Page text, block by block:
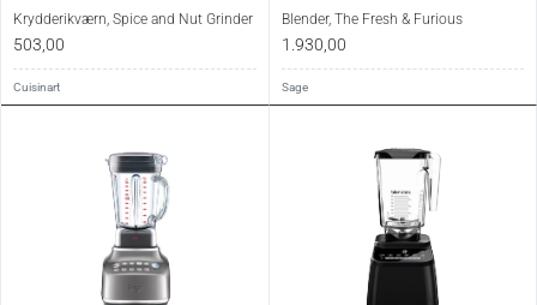
Krydderikværn, Spice and Nut Grinder
503,00
Cuisinart
Blender, The Fresh & Furious
1.930,00
Sage